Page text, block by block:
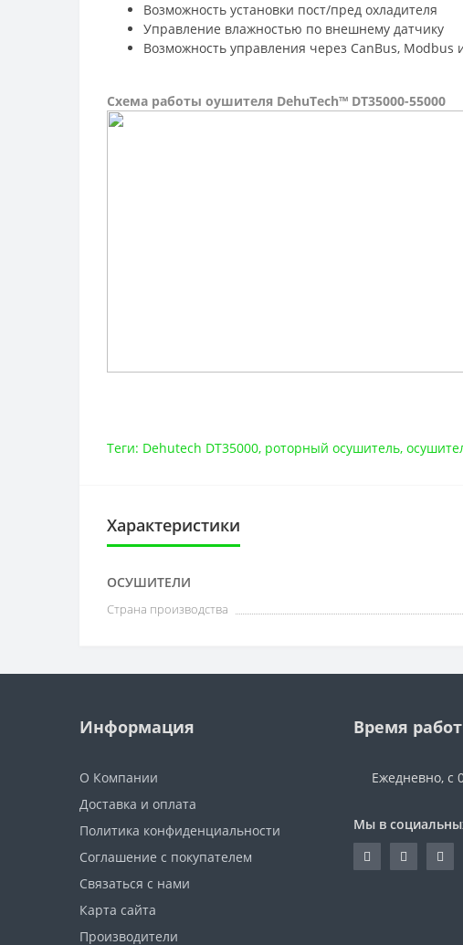
Возможность установки пост/пред охладителя
Управление влажностью по внешнему датчику
Возможность управления через CanBus, Modbus
Схема работы оушителя DehuTech™ DT35000-55000
Теги: Dehutech DT35000, роторный осушитель,
Характеристики
ОСУШИТЕЛИ
Страна производства
Информация
О Компании
Доставка и оплата
Политика конфиденциальности
Соглашение с покупателем
Связаться с нами
Карта сайта
Производители
Время
Ежедневно, с
Мы в